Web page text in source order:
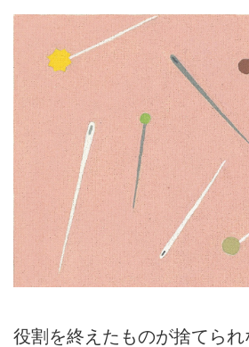
役割を終えたものが捨てら